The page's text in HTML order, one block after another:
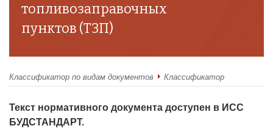
топливозаправочных
пунктов (ТЗП)
Классификатор по видам документов Классификатор
Текст нормативного документа доступен в ИСС
БУДСТАНДАРТ.